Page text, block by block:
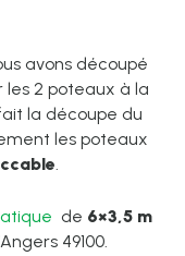
avons découpé
2 poteaux à la
la découpe du
les poteaux
.
de 6×3,5 m
49100.